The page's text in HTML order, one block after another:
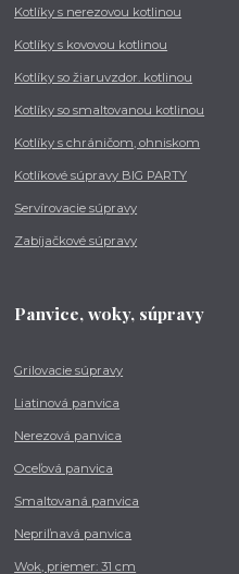
Kotlíky s nerezovou kotlinou
Kotlíky s kovovou kotlinou
Kotlíky so žiaruvzdor. kotlinou
Kotlíky so smaltovanou kotlinou
Kotlíky s chráničom, ohniskom
Kotlíkové súpravy BIG PARTY
Servírovacie súpravy
Zabíjačkové súpravy
Panvice, woky, súpravy
Grilovacie súpravy
Liatinová panvica
Nerezová panvica
Oceľová panvica
Smaltovaná panvica
Nepriľnavá panvica
Wok, priemer: 31 cm